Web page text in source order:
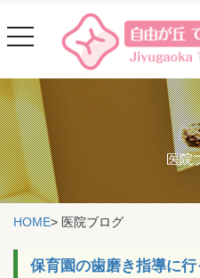
toggle
navigation
医院
HOME> 医院ブログ
保育園の歯磨き指導に行